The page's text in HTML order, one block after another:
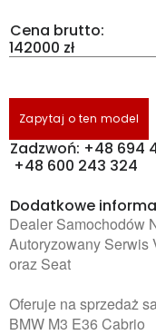
Cena brutto:
142000 zł
Zapytaj o ten model
Zadzwoń: +48 694
+48 600 243 324
Dodatkowe
Dealer Samochodów
Autoryzowany Serwis
oraz Seat
Oferuje na sprzedaż
BMW M3 E36 Cabrio